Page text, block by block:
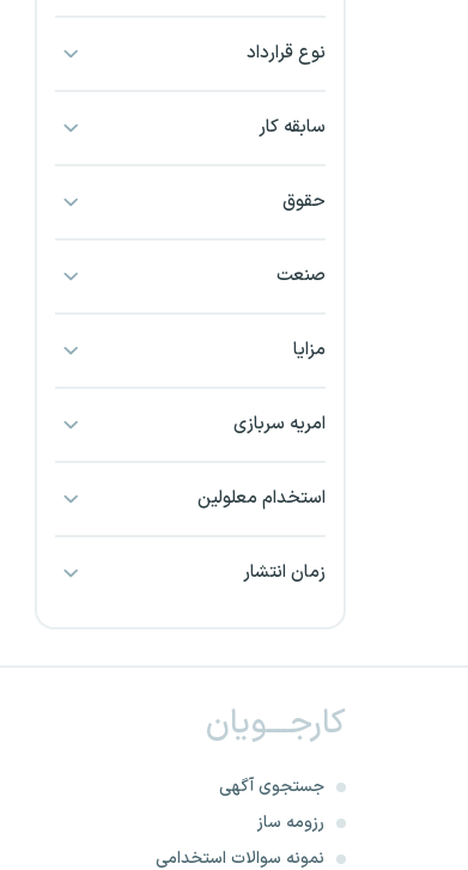
اراک
اردبیل
بندرعباس
خراسان شمالی
خرم آباد
خوزستان
نوع قرارداد
سابقه کار
حقوق
صنعت
مزایا
امریه سربازی
استخدام معلولین
زمان انتشار
کارجـــویان
جستجوی آگهی
رزومه ساز
نمونه سوالات استخدامی